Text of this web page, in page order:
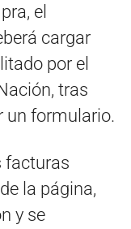
el
cargar
por el
tras
un formulario.
facturas
la página,
y se